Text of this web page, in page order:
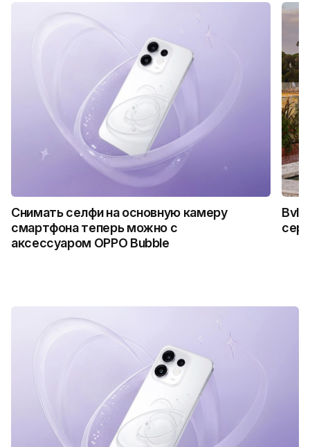
Снимать селфи на основную камеру
смартфона теперь можно с
аксессуаром OPPO Bubble